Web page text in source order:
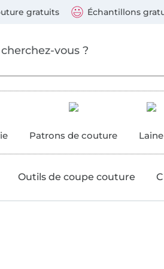
gratuits Échantillons
Patrons de couture Laine
Outils de coupe couture
suivants : Visa, Mastercard,